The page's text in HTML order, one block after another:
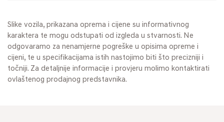
Slike vozila, prikazana oprema i cijene su informativnog
karaktera te mogu odstupati od izgleda u stvarnosti. Ne
odgovaramo za nenamjerne pogreške u opisima opreme i
cijeni, te u specifikacijama istih nastojimo biti što precizniji i
točniji. Za detaljnije informacije i provjeru molimo kontaktirati
ovlaštenog prodajnog predstavnika.